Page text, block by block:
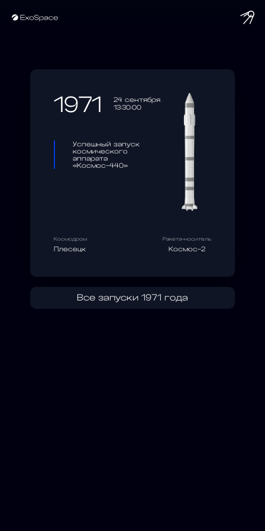
1971
24 сентября
13:30:00
Успешный запуск
космического
аппарата
«Космос-440»
Космодром
Плесецк
Ракета-носитель
Космос-2
Все запуски 1971 года